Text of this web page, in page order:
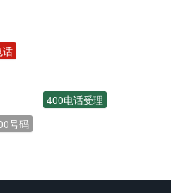
400电话受理